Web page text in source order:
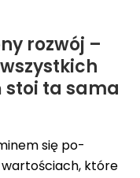
rozwój –
stoi ta sama
się po-
wartościach, które